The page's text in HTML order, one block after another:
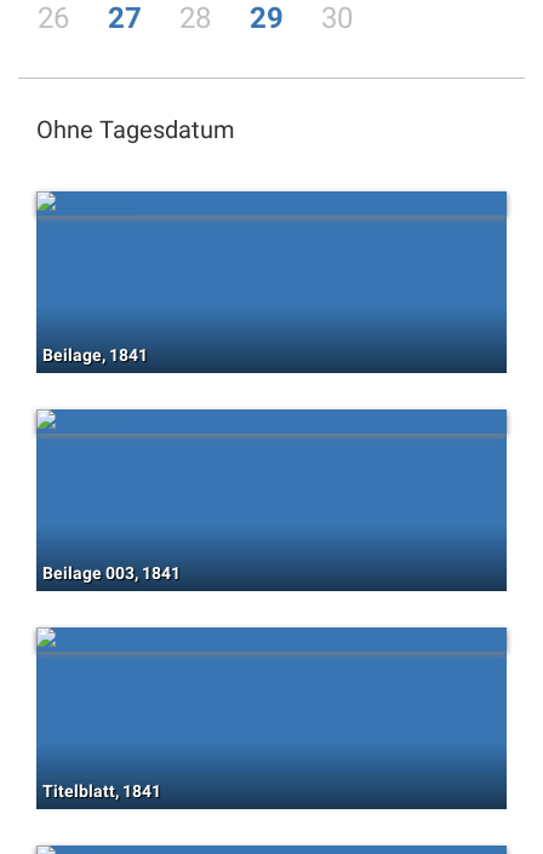
26 27 28 29 30
Ohne Tagesdatum
Beilage, 1841
Beilage 003, 1841
Titelblatt, 1841